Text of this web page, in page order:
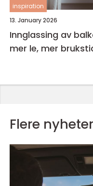
inspiration
13. January 2026
Innglassing av
mer le, mer
Flere nyheter